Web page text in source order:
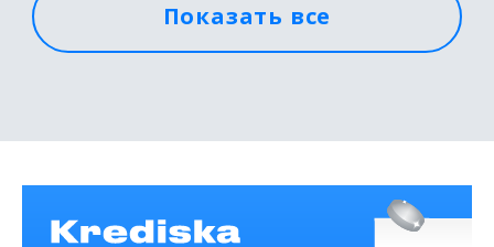
Срок от 1до 21 дня
Получить
Показать все